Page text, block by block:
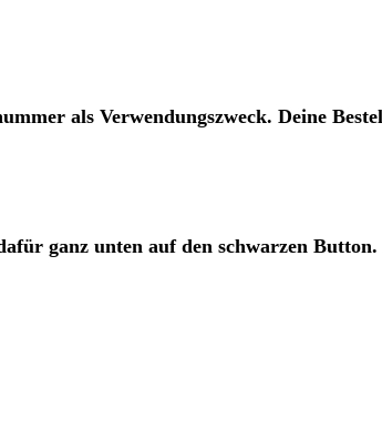
als Verwendungszweck. Deine
ganz unten auf den schwarzen Button.